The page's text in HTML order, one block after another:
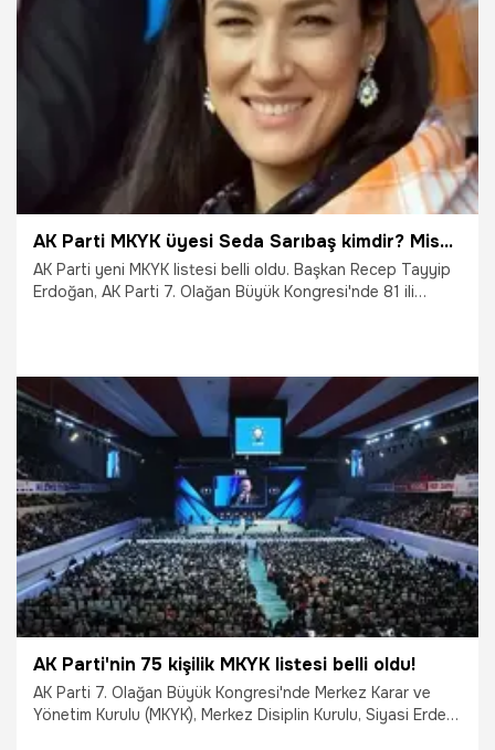
Siyaset
AK Parti MKYK üyesi Seda Sarıbaş kimdir? Miss Turkey eski güzeli Seda Sarıbaş aslen nerelidir? İşte Seda Sarıbaş biyografisi…
AK Parti yeni MKYK listesi belli oldu. Başkan Recep Tayyip
Erdoğan, AK Parti 7. Olağan Büyük Kongresi'nde 81 ili
tarafından araştırılıyor. Peki, Seda Sarıbaş kimdir? AK Parti
MKYK üyesi Seda Sarıbaş nereli? Seda Sarıbaş'ın hayatı...
24.03.2021 Gündem
AK Parti'nin 75 kişilik MKYK listesi belli oldu!
AK Parti 7. Olağan Büyük Kongresi'nde Merkez Karar ve
Yönetim Kurulu (MKYK), Merkez Disiplin Kurulu, Siyasi Erdem